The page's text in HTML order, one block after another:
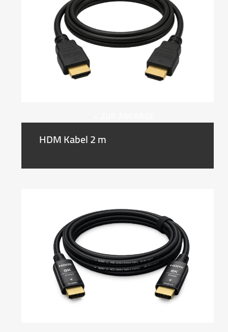
HDM Kabel 2 m